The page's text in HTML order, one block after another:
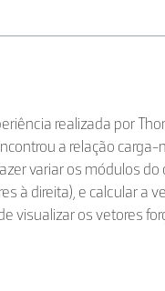
realizada por
a relação carga-
variar os módulos
à direita), e calcular a
visualizar os vetores